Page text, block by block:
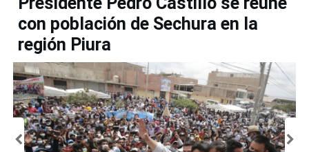
con población de Sechura en la
región Piura